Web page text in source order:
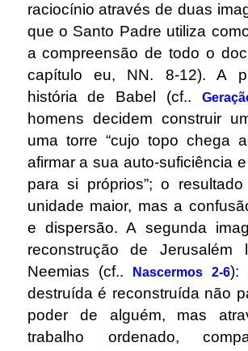
raciocínio através de duas
que o Santo Padre utiliza
a compreensão de todo o
capítulo eu, NN. 8-12). A
história de Babel (cf..
homens decidem construir
uma torre “cujo topo chega
afirmar a sua auto-suficiência e
para si próprios”; o
unidade maior, mas a
e dispersão. A segunda
reconstrução de Jerusalém
Neemias (cf..
Nascermos 2-6):
destruída é reconstruída não
poder de alguém, mas
trabalho ordenado,